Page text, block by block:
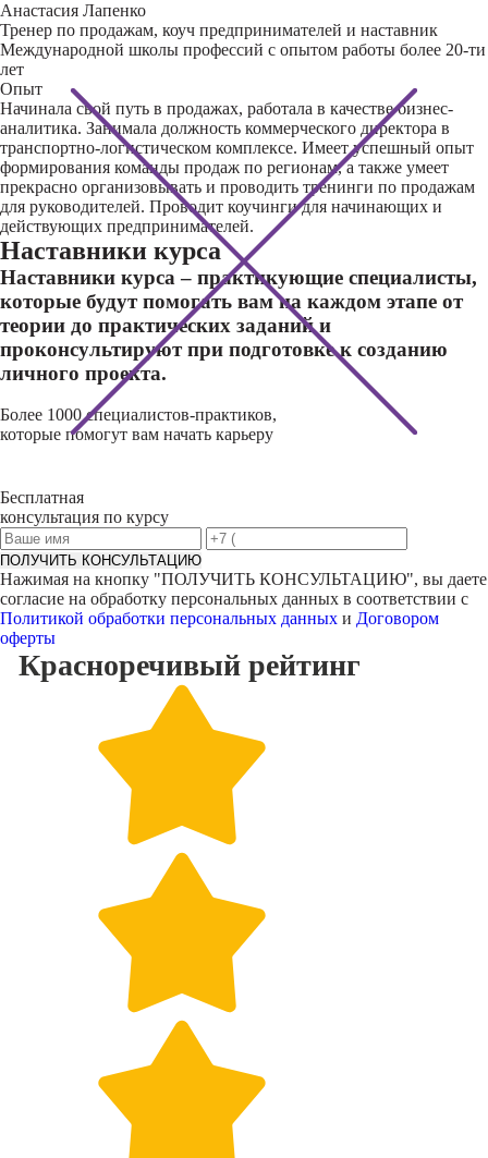
Анастасия Лапенко
Тренер по продажам, коуч предпринимателей и наставник
Международной школы профессий с опытом работы более 20-ти
лет
Опыт
Начинала свой путь в продажах, работала в качестве бизнес-
аналитика. Занимала должность коммерческого директора в
транспортно-логистическом комплексе. Имеет успешный опыт
формирования команды продаж по регионам, а также умеет
прекрасно организовывать и проводить тренинги по продажам
для руководителей. Проводит коучинги для начинающих и
действующих предпринимателей.
Наставники курса
Наставники курса – практикующие специалисты,
которые будут помогать вам на каждом этапе от
теории до практических заданий и
проконсультируют при подготовке к созданию
личного проекта.
Более 1000 специалистов-практиков,
которые помогут вам начать карьеру
Бесплатная
консультация по курсу
ПОЛУЧИТЬ КОНСУЛЬТАЦИЮ
Нажимая на кнопку "ПОЛУЧИТЬ КОНСУЛЬТАЦИЮ", вы даете
согласие на обработку персональных данных в соответствии с
Политикой обработки персональных данных и Договором
оферты
Красноречивый рейтинг